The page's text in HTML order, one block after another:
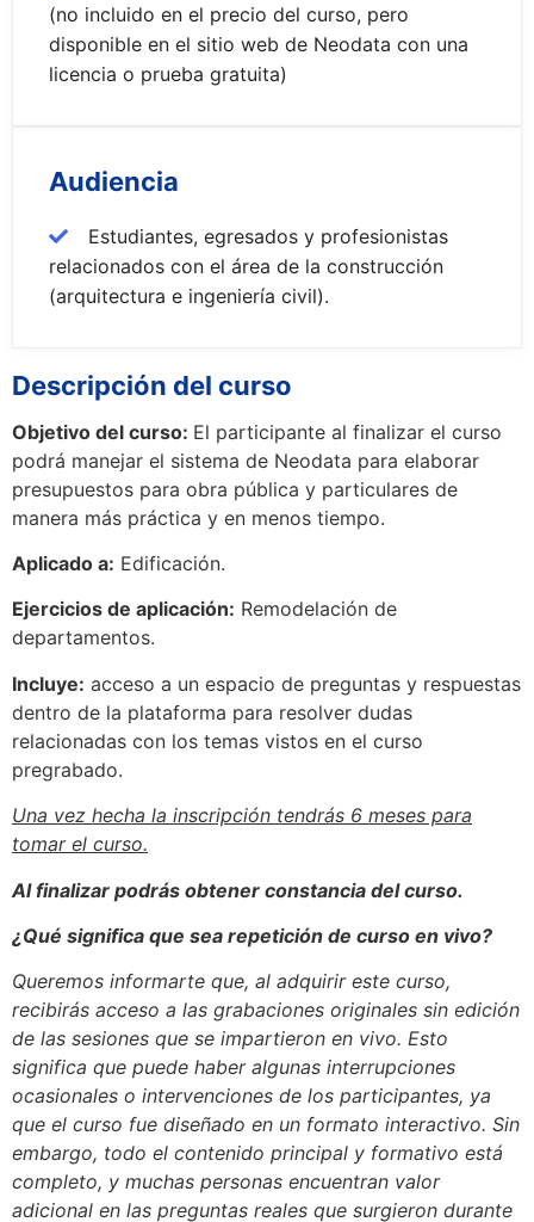
Descripción del curso
Objetivo del curso: El participante al finalizar el curso
podrá manejar el sistema de Neodata para elaborar
presupuestos para obra pública y particulares de
manera más práctica y en menos tiempo.
Aplicado a: Edificación.
Ejercicios de aplicación: Remodelación de
departamentos.
Incluye: acceso a un espacio de preguntas y respuestas
dentro de la plataforma para resolver dudas
relacionadas con los temas vistos en el curso
pregrabado.
Una vez hecha la inscripción tendrás 6 meses para
tomar el curso.
Al finalizar podrás obtener constancia del curso.
¿Qué significa que sea repetición de curso en vivo?
Queremos informarte que, al adquirir este curso,
recibirás acceso a las grabaciones originales sin edición
de las sesiones que se impartieron en vivo. Esto
significa que puede haber algunas interrupciones
ocasionales o intervenciones de los participantes, ya
que el curso fue diseñado en un formato interactivo. Sin
embargo, todo el contenido principal y formativo está
completo, y muchas personas encuentran valor
adicional en las preguntas reales que surgieron durante
(no incluido en el precio del curso, pero
disponible en el sitio web de Neodata con una
licencia o prueba gratuita)
Audiencia
Estudiantes, egresados y profesionistas
relacionados con el área de la construcción
(arquitectura e ingeniería civil).